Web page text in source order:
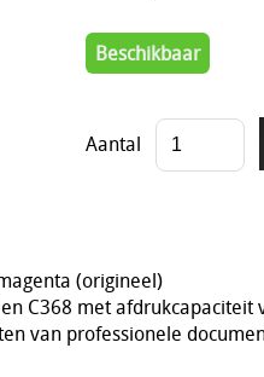
Beschikbaar
Aantal
(origineel)
C368 met
van professionele